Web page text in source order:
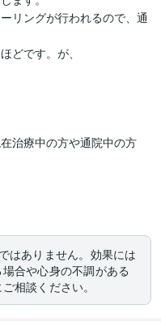
リングが行われるので、通
どです。が、
治療中の方や通院中の方
はありません。効果には
合や心身の不調がある
相談ください。